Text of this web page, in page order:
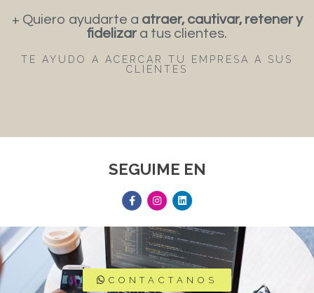
+ Quiero ayudarte a atraer, cautivar, retener y
fidelizar a tus clientes.
TE AYUDO A ACERCAR TU EMPRESA A SUS
CLIENTES
SEGUIME EN
CONTACTANOS